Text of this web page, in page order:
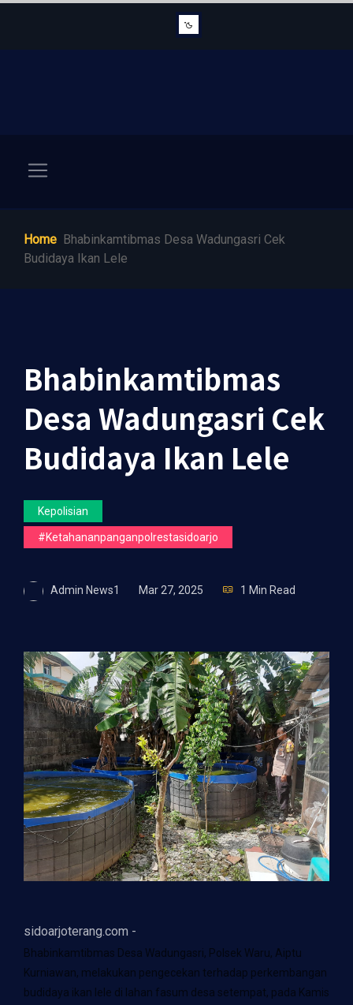
Home Bhabinkamtibmas Desa Wadungasri Cek
Budidaya Ikan Lele
Bhabinkamtibmas
Desa Wadungasri Cek
Budidaya Ikan Lele
Kepolisian
#ketahananpanganpolrestasidoarjo
Admin News1 Mar 27, 2025 1 Min Read
sidoarjoterang.com -
Bhabinkamtibmas Desa Wadungasri, Polsek Waru, Aiptu
Kurniawan, melakukan pengecekan terhadap perkembangan
budidaya ikan lele di lahan fasum desa setempat, pada Kamis